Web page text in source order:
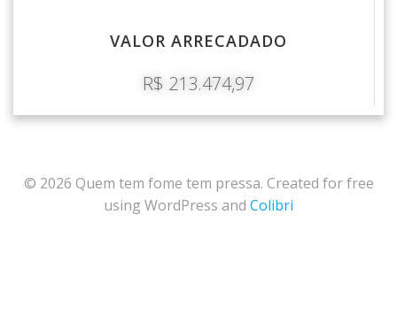
VALOR ARRECADADO
R$ 213.474,97
© 2026 Quem tem fome tem pressa. Created for free
using WordPress and Colibri